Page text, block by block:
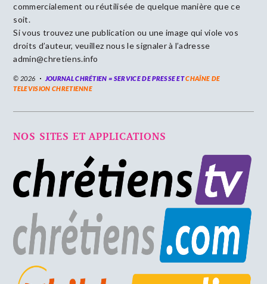
commercialement ou réutilisée de quelque manière que ce
soit.
Si vous trouvez une publication ou une image qui viole vos
droits d’auteur, veuillez nous le signaler à l’adresse
admin@chretiens.info
© 2026 JOURNAL CHRÉTIEN = SERVICE DE PRESSE ETCHAÎNE DE
TELEVISION CHRETIENNE
NOS SITES ET APPLICATIONS